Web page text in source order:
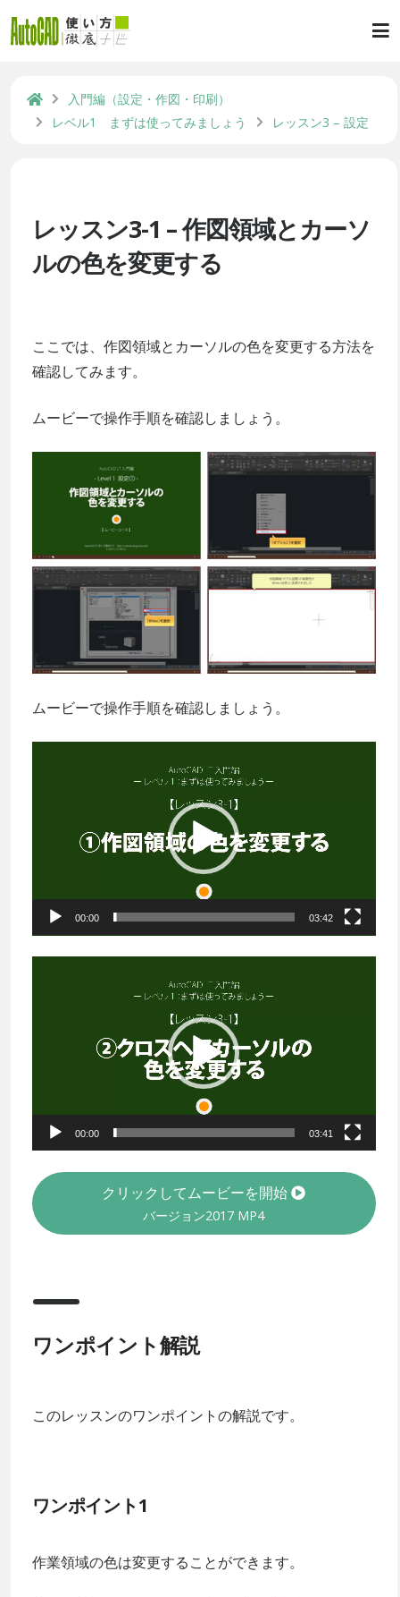
入門編（設定・作図・印刷）
レベル1 まずは使ってみましょう
レッスン3 – 設定
レッスン3-1 – 作図領域とカーソ
ルの色を変更する
ここでは、作図領域とカーソルの色を変更する方法を
確認してみます。
ムービーで操作手順を確認しましょう。
ムービーで操作手順を確認しましょう。
ー
00:00 03:42
ー
00:00 03:41
クリックしてムービーを開始
バージョン2017 MP4
ワンポイント解説
このレッスンのワンポイントの解説です。
ワンポイント1
作業領域の色は変更することができます。